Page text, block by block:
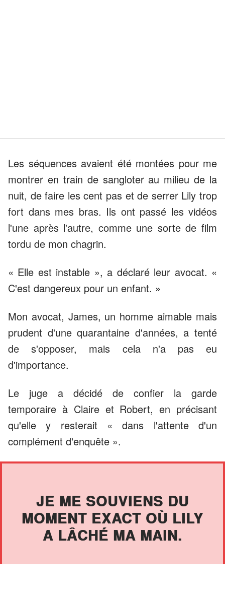
Les séquences avaient été montées pour me
montrer en train de sangloter au milieu de la
nuit, de faire les cent pas et de serrer Lily trop
fort dans mes bras. Ils ont passé les vidéos
l'une après l'autre, comme une sorte de film
tordu de mon chagrin.
« Elle est instable », a déclaré leur avocat. «
C'est dangereux pour un enfant. »
Mon avocat, James, un homme aimable mais
prudent d'une quarantaine d'années, a tenté
de s'opposer, mais cela n'a pas eu
d'importance.
Le juge a décidé de confier la garde
temporaire à Claire et Robert, en précisant
qu'elle y resterait « dans l'attente d'un
complément d'enquête ».
JE ME SOUVIENS DU
MOMENT EXACT OÙ LILY
A LÂCHÉ MA MAIN.